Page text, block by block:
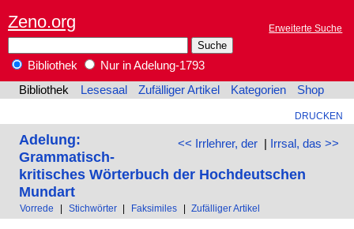
Zeno.org Erweiterte Suche
Bibliothek
Nur in Adelung-1793
Bibliothek
Lesesaal Zufälliger Artikel Kategorien Shop
DRUCKEN
<< Irrlehrer, der| Irrsal, das >>
Adelung:
Grammatisch-
kritisches Wörterbuch der Hochdeutschen
Mundart
Vorrede Stichwörter Faksimiles Zufälliger Artikel